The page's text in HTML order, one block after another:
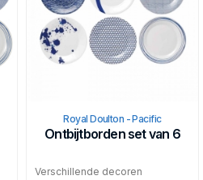
Royal Doulton - Pacific
Ontbijtborden set van 6
Verschillende decoren